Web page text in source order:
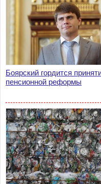
Боярский гордится
пенсионной реформы